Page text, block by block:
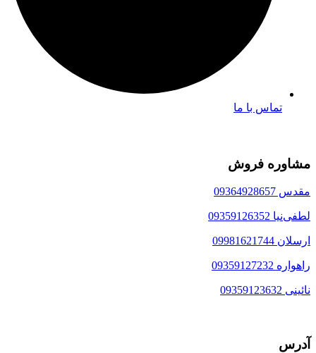
تماس با ما
مشاوره فروش
مقدس 09364928657
لطفی‌نیا 09359126352
ارسلان 09981621744
راهواره 09359127232
نائینی 09359123632
آدرس